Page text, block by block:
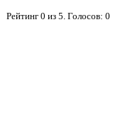
Рейтинг 0 из 5. Голосов: 0